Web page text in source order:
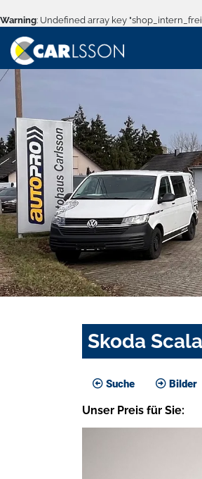
Warning: Undefined array key
Skoda Scala
Suche Bilder
Unser Preis für Sie: